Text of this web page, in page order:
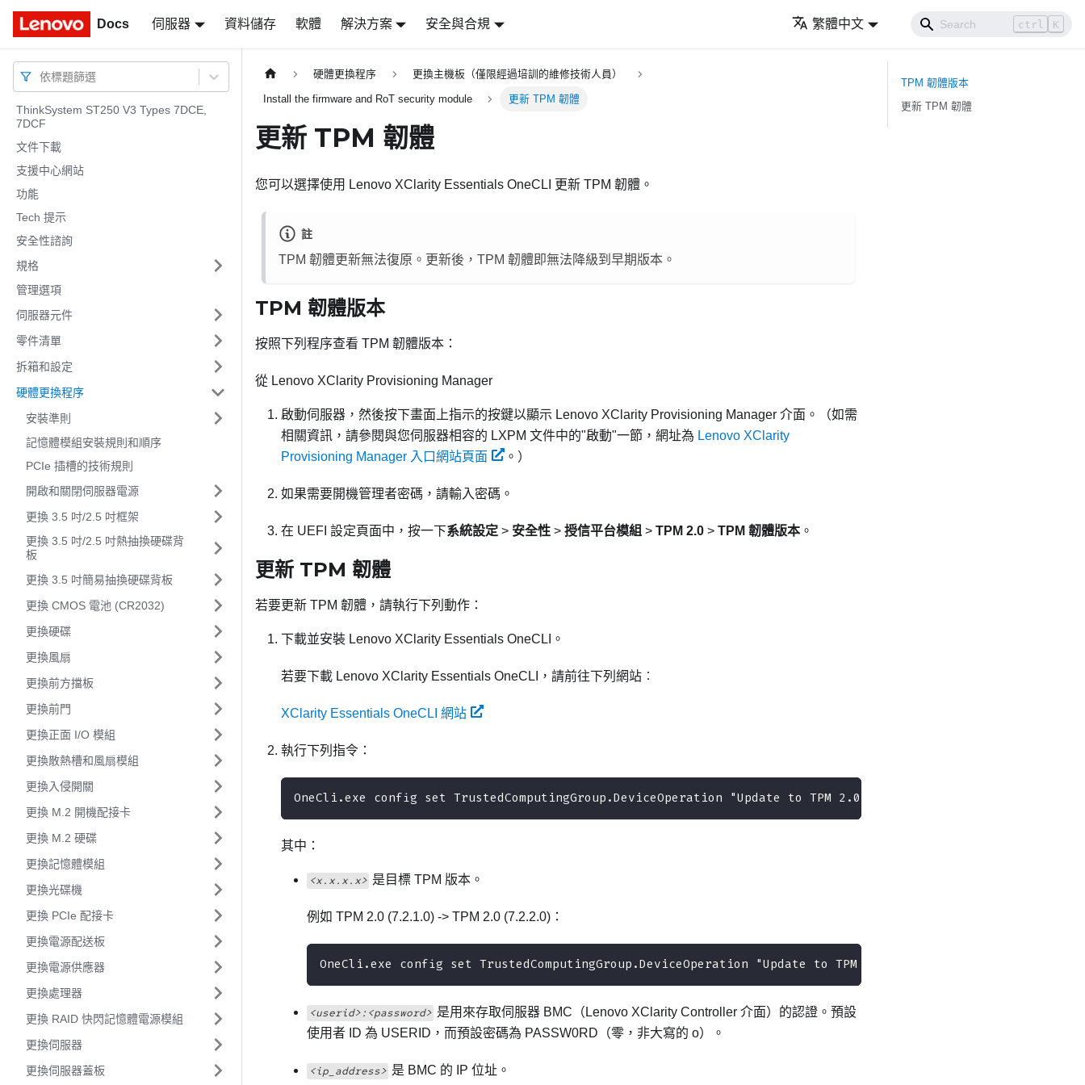
Docs 伺服器 資料儲存 軟體 解決方案 安全與合規 繁體中文 ctrl K
Docs
依標題篩選
ThinkSystem ST250 V3 Types 7DCE,
7DCF
文件下載
支援中心網站
功能
Tech 提示
安全性諮詢
規格
管理選項
伺服器元件
零件清單
拆箱和設定
硬體更換程序
安裝準則
記憶體模組安裝規則和順序
PCIe 插槽的技術規則
開啟和關閉伺服器電源
更換 3.5 吋/2.5 吋框架
更換 3.5 吋/2.5 吋熱抽換硬碟背
板
更換 3.5 吋簡易抽換硬碟背板
更換 CMOS 電池 (CR2032)
更換硬碟
更換風扇
更換前方擋板
更換前門
更換正面 I/O 模組
更換散熱槽和風扇模組
更換入侵開關
更換 M.2 開機配接卡
更換 M.2 硬碟
更換記憶體模組
更換光碟機
更換 PCIe 配接卡
更換電源配送板
更換電源供應器
更換處理器
更換 RAID 快閃記憶體電源模組
更換伺服器
更換伺服器蓋板
硬體更換程序 更換主機板（僅限經過培訓的維修技術人員）
Install the firmware and RoT security module 更新 TPM 韌體
更新 TPM 韌體
您可以選擇使用 Lenovo XClarity Essentials OneCLI 更新 TPM 韌體。
註
TPM 韌體更新無法復原。更新後，TPM 韌體即無法降級到早期版本。
TPM 韌體版本
按照下列程序查看 TPM 韌體版本：
從 Lenovo XClarity Provisioning Manager
啟動伺服器，然後按下畫面上指示的按鍵以顯示 Lenovo XClarity Provisioning Manager 介面。（如需
相關資訊，請參閱與您伺服器相容的 LXPM 文件中的 啟動 一節，網址為 Lenovo XClarity
Provisioning Manager 入口網站頁面
。 ）
如果需要開機管理者密碼，請輸入密碼。
在 UEFI 設定頁面中，按一下系統設定 > 安全性 > 授信平台模組 > TPM 2.0 > TPM 韌體版本。
更新 TPM 韌體
若要更新 TPM 韌體，請執行下列動作：
下載並安裝 Lenovo XClarity Essentials OneCLI 。
若要下載 Lenovo XClarity Essentials OneCLI ，請前往下列網站︰
XClarity Essentials OneCLI 網站
執行下列指令：
OneCli.exe config set TrustedComputingGroup.DeviceOperation "Update to TPM 2.0 firmware version <x.x.x.x>" --
其中：
<x.x.x.x> 是目標 TPM 版本。
例如 TPM 2.0 (7.2.1.0) -> TPM 2.0 (7.2.2.0)：
OneCli.exe config set TrustedComputingGroup.DeviceOperation "Update to TPM 2.0 firmware version 7.2.2.0" --
<userid>:<password> 是用來存取伺服器 BMC（Lenovo XClarity Controller 介面）的認證。預設
使用者 ID 為 USERID，而預設密碼為 PASSW0RD（零，非大寫的 o）。
<ip_address> 是 BMC 的 IP 位址。
TPM 韌體版本
更新 TPM 韌體